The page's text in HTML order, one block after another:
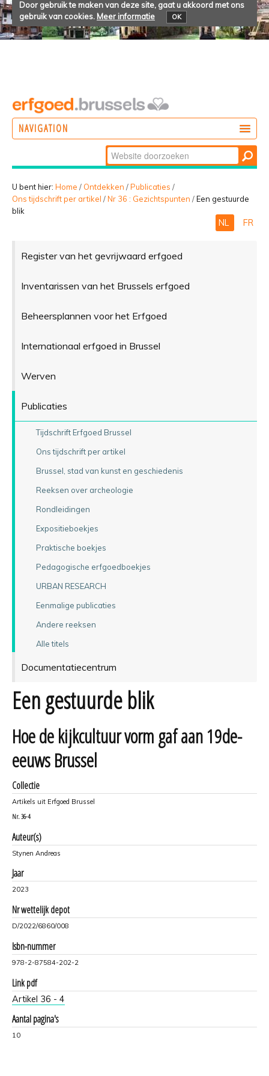
Door gebruik te maken van deze site, gaat u akkoord met ons
gebruik van cookies. Meer informatie OK
NAVIGATION
BELEVEN
Zoek
Geavanceerd
zoeken...
U bent hier: Home / Ontdekken /Publicaties /
Ons tijdschrift per artikel /Nr 36 : Gezichtspunten /Een gestuurde
blik
NL FR
Register van het gevrijwaard erfgoed
Inventarissen van het Brussels erfgoed
Beheersplannen voor het Erfgoed
Internationaal erfgoed in Brussel
Werven
Publicaties
Tijdschrift Erfgoed Brussel
Ons tijdschrift per artikel
Brussel, stad van kunst en geschiedenis
Reeksen over archeologie
Rondleidingen
Expositieboekjes
Praktische boekjes
Pedagogische erfgoedboekjes
URBAN RESEARCH
Eenmalige publicaties
Andere reeksen
Alle titels
Documentatiecentrum
Een gestuurde blik
Hoe de kijkcultuur vorm gaf aan 19de-
eeuws Brussel
Collectie
Artikels uit Erfgoed Brussel
Nr. 36-4
Auteur(s)
Stynen Andreas
Jaar
2023
Nr wettelijk depot
D/2022/6860/008
Isbn-nummer
978-2-87584-202-2
Link pdf
Artikel 36 - 4
Aantal pagina's
10